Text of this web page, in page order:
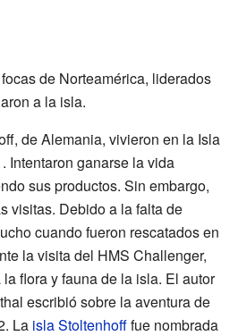
de Norteamérica, liderados
a la isla.
de Alemania, vivieron en la Isla
Intentaron ganarse la vida
sus productos. Sin embargo,
visitas. Debido a la falta de
cuando fueron rescatados en
la visita del HMS Challenger,
flora y fauna de la isla. El autor
escribió sobre la aventura de
La isla Stoltenhofffue nombrada